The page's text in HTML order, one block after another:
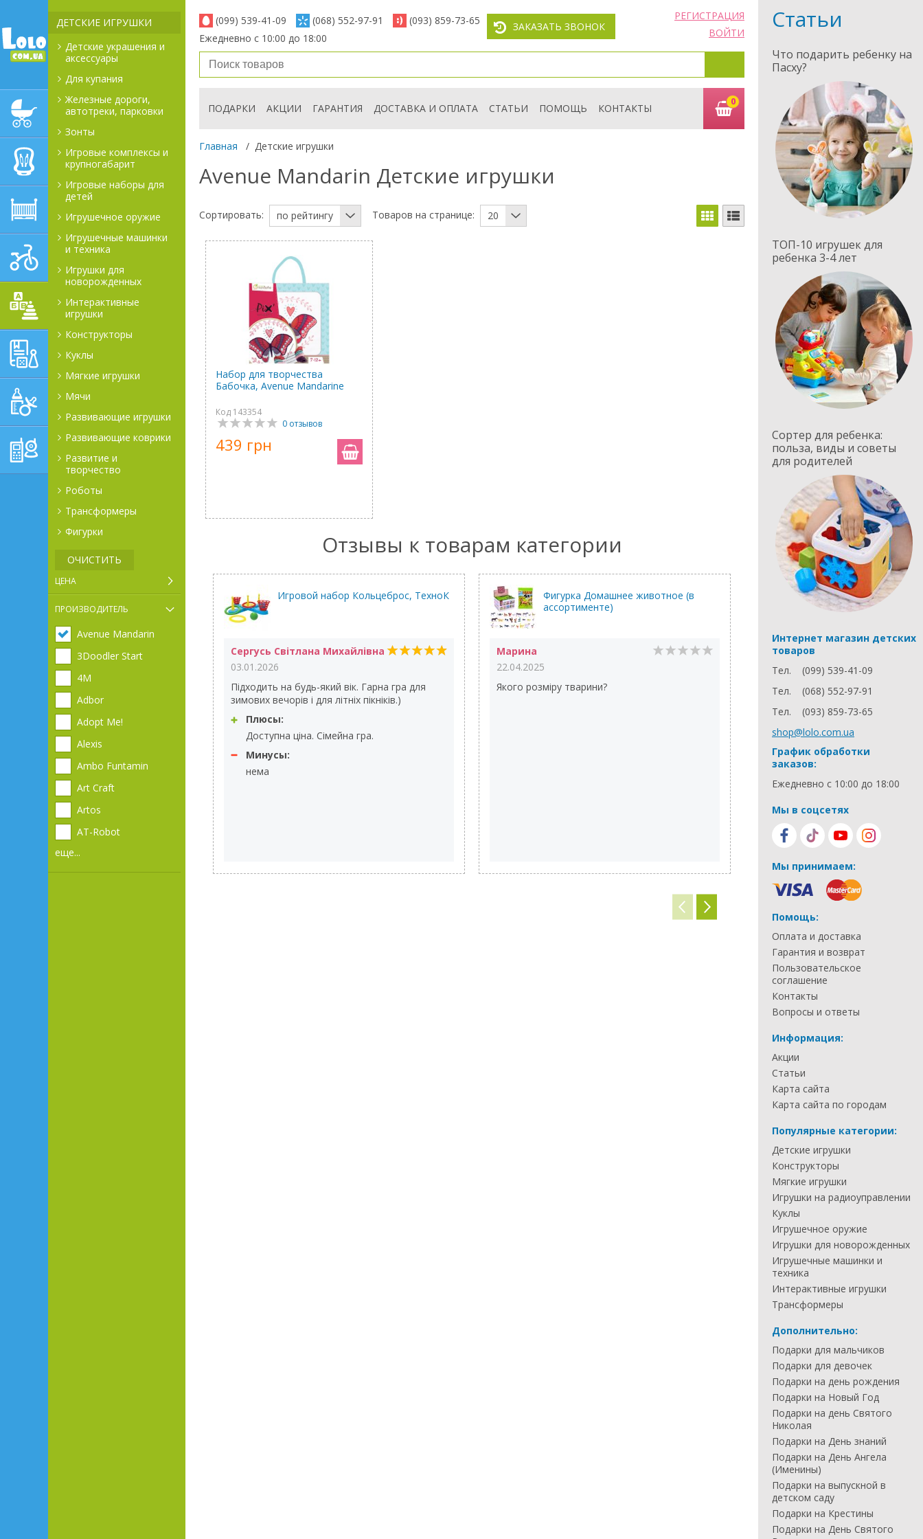
ДЕТСКИЕ КОЛЯСКИ
АВТОКРЕСЛА
ДЕТСКИЙ СПОРТ И
ТРАНСПОРТ
ДЕТСКИЕ ИГРУШКИ
РАЗВИВАЮЩИЕ ТОВАРЫ
ГИГИЕНА, УХОД И
РОДИТЕЛЕЙ,
ПОСТЕЛЬНЫЕ
ПРИНАДЛЕЖНОСТИ
ДЕТСКИЕ ИГРУШКИ
Детские украшения и
аксессуары
Для купания
Железные дороги,
автотреки, парковки
Зонты
Игровые комплексы и
крупногабарит
Игровые наборы для
детей
Игрушечное оружие
Игрушечные машинки
и техника
Игрушки для
новорожденных
Интерактивные
игрушки
Конструкторы
Куклы
Мягкие игрушки
Мячи
Развивающие игрушки
Развивающие коврики
Развитие и
творчество
Роботы
Трансформеры
Фигурки
ОЧИСТИТЬ
ЦЕНА
ПРОИЗВОДИТЕЛЬ
Avenue Mandarin
3Doodler Start
4М
Adbor
Adopt Me!
Alexis
Ambo Funtamin
Art Craft
Artos
AT-Robot
еще...
(099) 539-41-09 (068) 552-97-91
(093) 859-73-65
Ежедневно с 10:00 до 18:00
ЗАКАЗАТЬ ЗВОНОК
РЕГИСТРАЦИЯ
ВОЙТИ
ПОДАРКИ АКЦИИ ГАРАНТИЯ ДОСТАВКА И ОПЛАТА СТАТЬИ ПОМОЩЬ КОНТАКТЫ
0
Главная / Детские игрушки
Avenue Mandarin Детские игрушки
Сортировать: по рейтингу Товаров на странице: 20
Набор для творчества
Бабочка, Avenue Mandarine
Код 143354
0 отзывов
439 грн
Отзывы к товарам категории
Игровой набор Кольцеброс, ТехноК
Сергусь Світлана Михайлівна
03.01.2026
Підходить на будь-який вік. Гарна гра для
зимових вечорів і для літніх пікніків.)
Плюсы:
Доступна ціна. Сімейна гра.
Минусы:
нема
Фигурка Домашнее животное (в
ассортименте)
Марина
22.04.2025
Якого розміру тварини?
Развивающая игрушка
Limo Toy
Анна
14.12.2022
Дитині купили в 6міс,тоді було
в 2,5 грається.
Плюсы:
Міцний матеріал
Статьи
Что подарить ребенку на
Пасху?
ТОП-10 игрушек для
ребенка 3-4 лет
Сортер для ребенка:
польза, виды и советы
для родителей
Интернет магазин детских
товаров
Тел.
(099) 539-41-09
Тел.
(068) 552-97-91
Тел.
(093) 859-73-65
shop@lolo.com.ua
График обработки
заказов:
Ежедневно с 10:00 до 18:00
Мы в соцсетях
Мы принимаем:
Помощь:
Оплата и доставка
Гарантия и возврат
Пользовательское
соглашение
Контакты
Вопросы и ответы
Информация:
Акции
Статьи
Карта сайта
Карта сайта по городам
Популярные категории:
Детские игрушки
Конструкторы
Мягкие игрушки
Игрушки на радиоуправлении
Куклы
Игрушечное оружие
Игрушки для новорожденных
Игрушечные машинки и
техника
Интерактивные игрушки
Трансформеры
Дополнительно:
Подарки для мальчиков
Подарки для девочек
Подарки на день рождения
Подарки на Новый Год
Подарки на день Святого
Николая
Подарки на День знаний
Подарки на День Ангела
(Именины)
Подарки на выпускной в
детском саду
Подарки на Крестины
Подарки на День Святого